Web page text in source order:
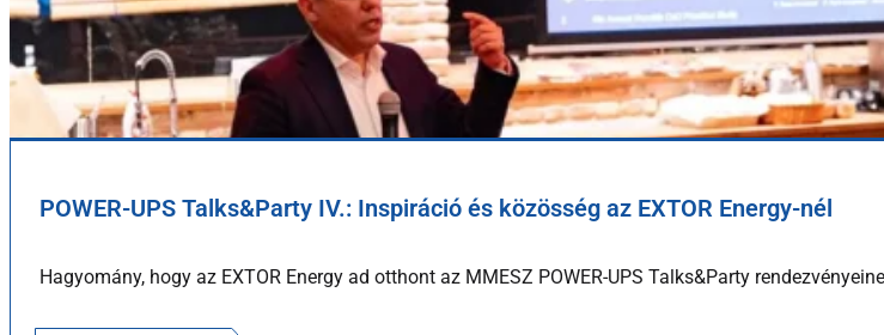
POWER-UPS Talks&Party IV.: Inspiráció és közösség az EXTOR Energy-nél
Hagyomány, hogy az EXTOR Energy ad otthont az MMESZ POWER-UPS Talks&Party